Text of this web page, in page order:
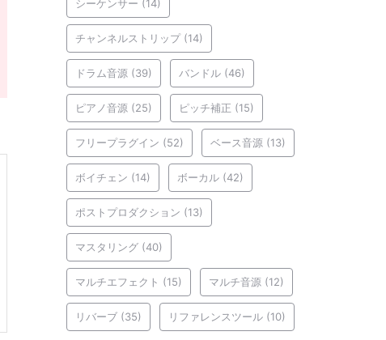
シーケンサー (14)
チャンネルストリップ(14)
ドラム音源 (39) バンドル (46)
ピアノ音源 (25) ピッチ補正 (15)
フリープラグイン (52) ベース音源 (13)
ボイチェン (14) ボーカル (42)
ポストプロダクション (13)
マスタリング (40)
マルチエフェクト (15) マルチ音源 (12)
リバーブ (35) リファレンスツール (10)